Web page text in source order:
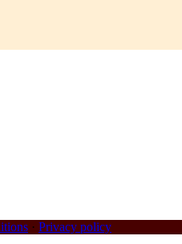
· Privacy policy